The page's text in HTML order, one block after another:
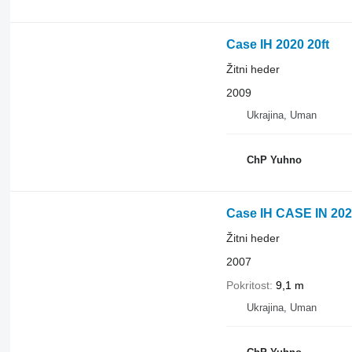
Case IH 2020 20ft
Žitni heder
2009
Ukrajina, Uman
ChP Yuhno
Case IH CASE IN
Žitni heder
2007
Pokritost 9,1 m
Ukrajina, Uman